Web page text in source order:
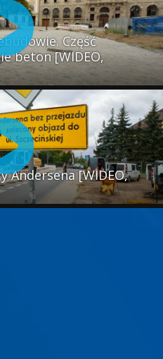
Część
beton [WIDEO,
Andersena [WIDEO,